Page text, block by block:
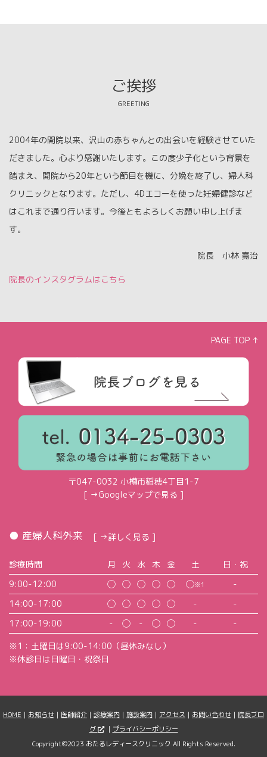
ご挨拶
GREETING
2004年の開院以来、沢山の赤ちゃんとの出会いを経験させていた
だきました。心より感謝いたします。この度少子化という背景を
踏まえ、開院から20年という節目を機に、分娩を終了し、婦人科
クリニックとなります。ただし、4Dエコーを使った妊婦健診など
はこれまで通り行います。今後ともよろしくお願い申し上げま
す。
院長 小林 寛治
院長のインスタグラムはこちら
PAGE TOP ↑
〒047-0032 小樽市稲穂4丁目1-7
[ →Googleマップで見る ]
● 産婦人科外来 [ →詳しく見る ]
診療時間 月 火 水 木 金 土
日・祝
9:00-12:00
◯ ◯ ◯ ◯ ◯ ◯※1
-
14:00-17:00
◯ ◯ ◯ ◯ ◯ -
-
17:00-19:00
- ◯ - ◯ ◯ -
-
※1：土曜日は9:00-14:00（昼休みなし）
※休診日は日曜日・祝祭日
HOME ｜ お知らせ ｜ 医師紹介 ｜ 診療案内 ｜ 施設案内 ｜ アクセス ｜ お問い合わせ ｜ 院長ブロ
グ
｜ プライバシーポリシー
Copyright©2023 おたるレディースクリニック All Rights Reserved.